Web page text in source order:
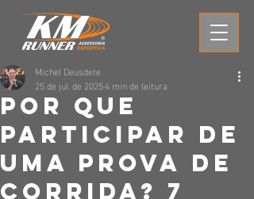
Por que
Participar de
uma Prova de
Corrida? 7
Michel Deusdete
25 de jul. de 20254 min de leitura